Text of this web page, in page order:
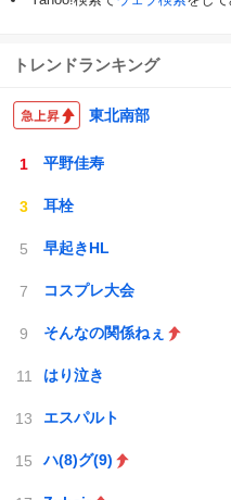
トレンドランキング
東北南部
平野佳寿
耳栓
早起きHL
コスプレ大会
そんなの関係ねぇ
はり泣き
エスパルト
ハ(8)グ(9)